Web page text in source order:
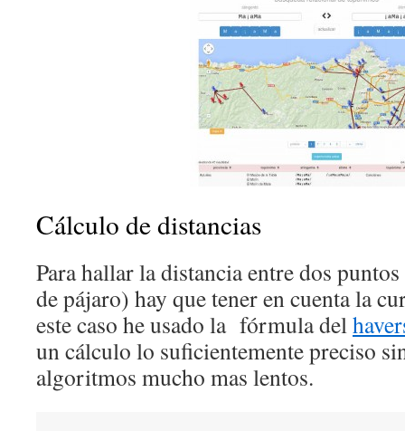
Cálculo de distancias
Para hallar la distancia entre dos
de pájaro) hay que tener en cuenta la
este caso he usado la fórmula del
un cálculo lo suficientemente preciso
algoritmos mucho mas lentos.